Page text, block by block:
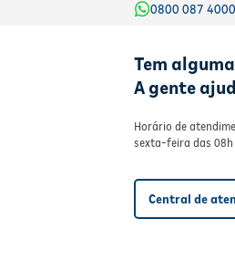
0800 087 4000
Tem
A gente
Horário de
sexta-feira das
Central de